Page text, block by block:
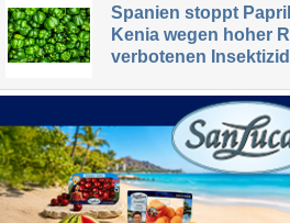
Spanien stoppt
Kenia wegen hoher
verbotenen